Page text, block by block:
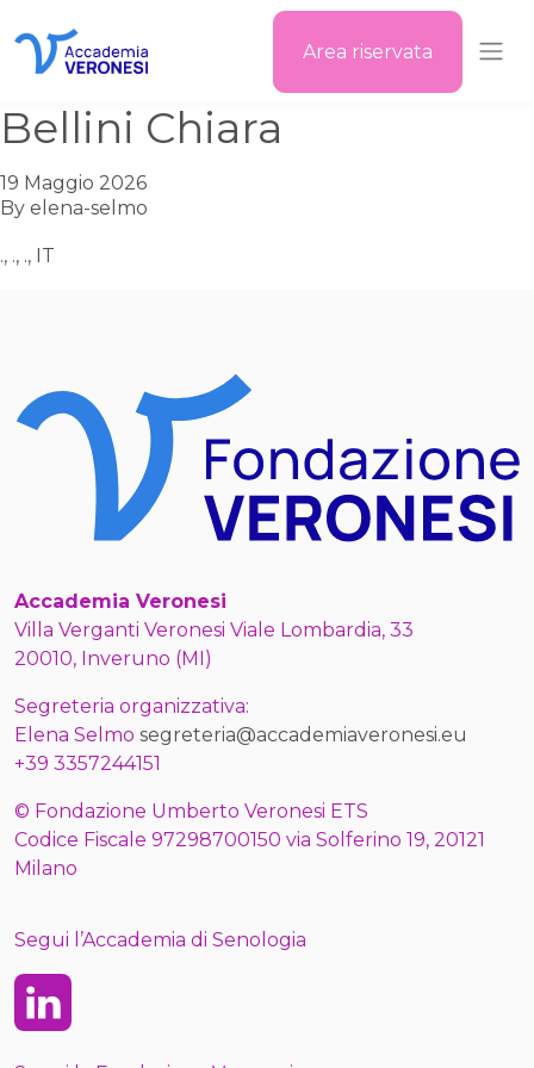
Area riservata
Bellini Chiara
19 Maggio 2026
By elena-selmo
., ., ., IT
Accademia Veronesi
Villa Verganti Veronesi Viale Lombardia, 33
20010, Inveruno (MI)
Segreteria organizzativa:
Elena Selmo segreteria@accademiaveronesi.eu
+39 3357244151
© Fondazione Umberto Veronesi ETS
Codice Fiscale 97298700150 via Solferino 19, 20121
Milano
Segui l’Accademia di Senologia
Linkedin